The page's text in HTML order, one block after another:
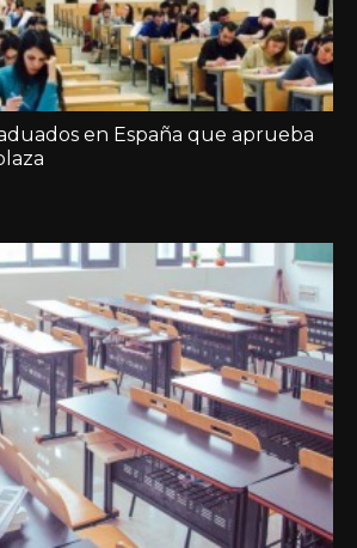
en España que aprueba